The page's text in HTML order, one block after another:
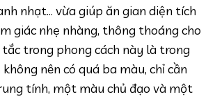
nhạt… vừa giúp ăn gian diện tích
giác nhẹ nhàng, thông thoáng cho
tắc trong phong cách này là trong
nên có quá ba màu, chỉ cần
tính, một màu chủ đạo và một